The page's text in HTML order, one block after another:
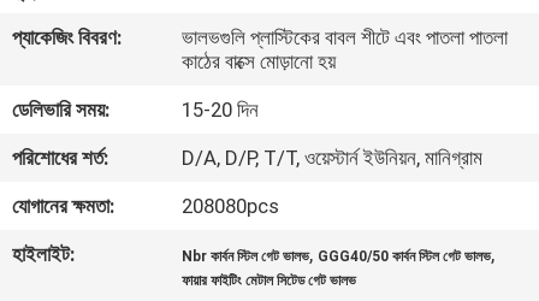
নিয়ন্ত্রণ
যোগাযোগ
করুন
খবর
প্যাকেজিং বিবরণ:
ভালভগুলি প্লাস্টিকের বাবল শীটে এবং পাতলা পাতলা
কাঠের বাক্সে মোড়ানো হয়
ডেলিভারি সময়:
15-20 দিন
পরিশোধের শর্ত:
D/A, D/P, T/T, ওয়েস্টার্ন ইউনিয়ন, মানিগ্রাম
যোগানের ক্ষমতা:
208080pcs
হাইলাইট:
Nbr কার্বন স্টিল গেট ভালভ, GGG40/50 কার্বন স্টিল গেট ভালভ,
ফায়ার ফাইটিং মেটাল সিটেড গেট ভালভ